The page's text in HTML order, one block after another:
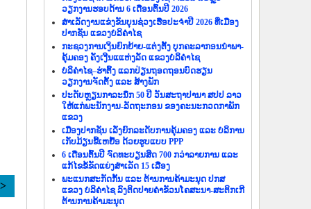
ວຽກງານຮອບດ້ານ 6 ເດືອນຕົ້ນປີ 2026
ສຳເລັດງານແຂ່ງຂັນບຸນຊ່ວງເຮືອປະຈຳປີ 2026 ທີ່ເມືອງ
ປາກຊັນ ແຂວງບໍລິຄຳໄຊ
ກະຊວງການເງິນຍົກຍ້າຍ-ແຕ່ງຕັ້ງ ບຸກຄະລາກອນນຳພາ-
ຄຸ້ມຄອງ ຄັງເງີນແແຫ່ງລັດ ແຂວງບໍລິຄຳໄຊ
ບໍລິຄຳໄຊ–ຮ່າຕິ້ງ ແລກປ່ຽນຖອດຖອນບົດຮຽນ
ວຽກງານຈັດຕັ້ງ ແລະ ສ້າງພັກ
ປະດັບຫຼຽນກາລະນຶກ 50 ປີ ວັນສະຖາປານາ ສປປ ລາວ
ໃຫ້ແກ່ພະນັກງານ-ລັດຖະກອນ ຂອງຄະນະກວດກາພັກ
ແຂວງ
ເມືອງປາກຊັນ ເລັ່ງຍົກລະດັບການຄຸ້ມຄອງ ແລະ ບໍລິການ
ເກັບມ້ຽນຂີ້ເຫຍື້ອ ດ້ວຍຮູບແບບ PPP
6 ເດືອນຕົ້ນປີ ຈົດທະບຽນສິດ 700 ກວ່າລາຍການ ແລະ
ແກ້ໄຂຂໍ້ຂັດແຍ່ງສຳເລັດ 15 ເລື່ອງ
ພະແນກສະກັດກັ້ນ ແລະ ຕ້ານການຄ້າມະນຸດ ປກສ
ແຂວງ ບໍລິຄຳໄຊ ລົງຕິດປາຍຄຳຂັວນໂຄສະນາ-ສະຕິກເກີ
ຕ້ານການຄ້າມະນຸດ